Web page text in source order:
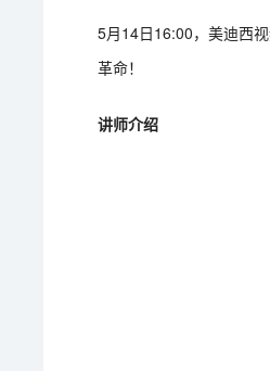
5月14日16:00，美迪西
革命！
讲师介绍